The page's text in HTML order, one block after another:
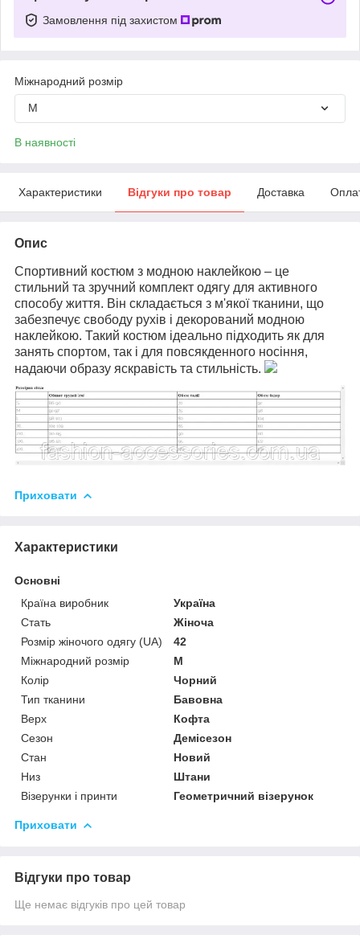
Замовлення під захистом
Міжнародний розмір
M
В наявності
Характеристики Відгуки про товар Доставка
Опис
Спортивний костюм з модною наклейкою – це
стильний та зручний комплект одягу для активного
способу життя. Він складається з м'якої тканини, що
забезпечує свободу рухів і декорований модною
наклейкою. Такий костюм ідеально підходить як для
занять спортом, так і для повсякденного носіння,
надаючи образу яскравість та стильність.
Приховати
Характеристики
Основні
Країна виробник
Україна
Стать
Жіноча
Розмір жіночого одягу (UA)
42
Міжнародний розмір
M
Колір
Чорний
Тип тканини
Бавовна
Верх
Кофта
Сезон
Демісезон
Стан
Новий
Низ
Штани
Візерунки і принти
Геометричний візерунок
Приховати
Відгуки про товар
Ще немає відгуків про цей товар